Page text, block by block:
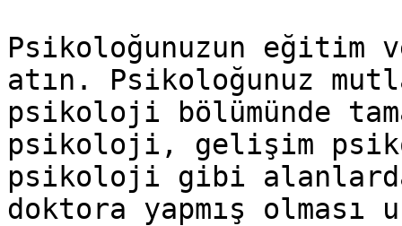
Psikoloğunuzun eğitim
atın. Psikoloğunuz
psikoloji bölümünde
psikoloji, gelişim
psikoloji gibi
doktora yapmış olması